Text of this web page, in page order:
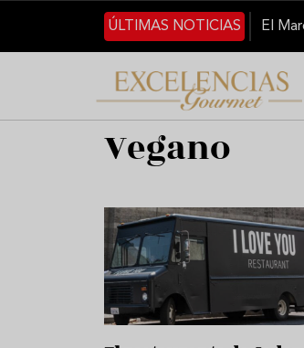
Pasar al contenido principal
ÚLTIMAS NOTICIAS
Vegano